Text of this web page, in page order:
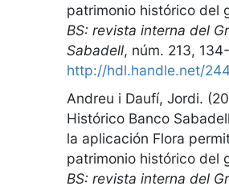
patrimonio histórico del
BS: revista interna del
Sabadell, núm. 213,
http://hdl.handle.net/
Andreu i Daufí, Jordi.
Histórico Banco
la aplicación Flora
patrimonio histórico del
BS: revista interna del